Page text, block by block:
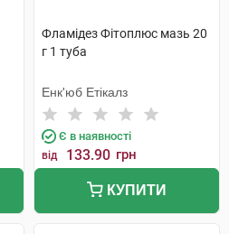
Фламідез Фітоплюс мазь 20
г 1 туба
Енк'юб Етікалз
Є в наявності
від 133.90 грн
КУПИТИ